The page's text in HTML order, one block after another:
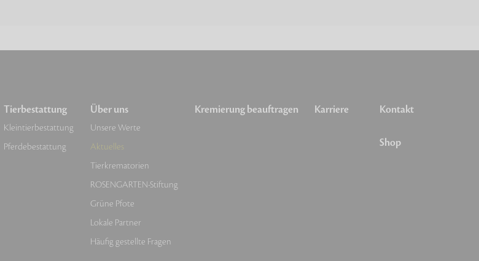
Tierbestattung
Kleintierbestattung
Pferdebestattung
Über uns
Unsere Werte
Aktuelles
Tierkrematorien
ROSENGARTEN-Stiftung
Grüne Pfote
Lokale Partner
Häufig gestellte Fragen
Kremierung beauftragen Karriere Kontakt
Shop